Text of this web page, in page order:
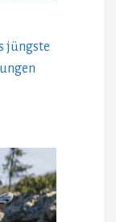
jüngste